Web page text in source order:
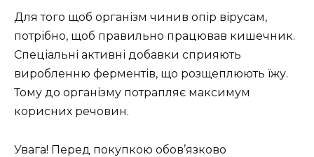
Для того щоб організм чинив опір вірусам,
потрібно, щоб правильно працював кишечник.
Спеціальні активні добавки сприяють
виробленню ферментів, що розщеплюють їжу.
Тому до організму потрапляє максимум
корисних речовин.
Увага! Перед покупкою обов’язково